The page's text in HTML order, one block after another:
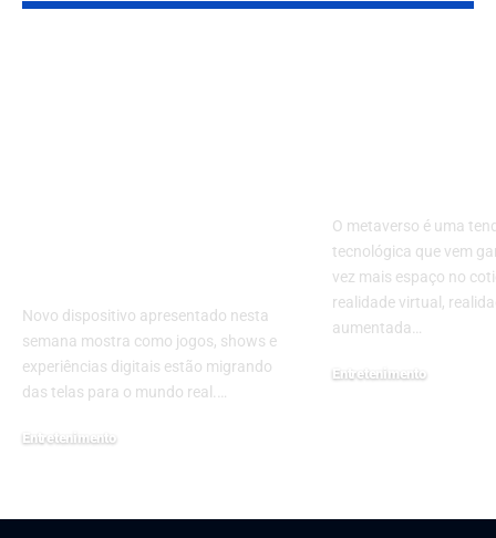
Novo dispositivo apresentado nesta
semana mostra como jogos, shows e
experiências digitais estão migrando
das telas para o mundo real.…
Entretenimento
O metaverso é uma
tecnológica que vem
vez mais espaço no
realidade virtual,
aumentada…
Entretenimento